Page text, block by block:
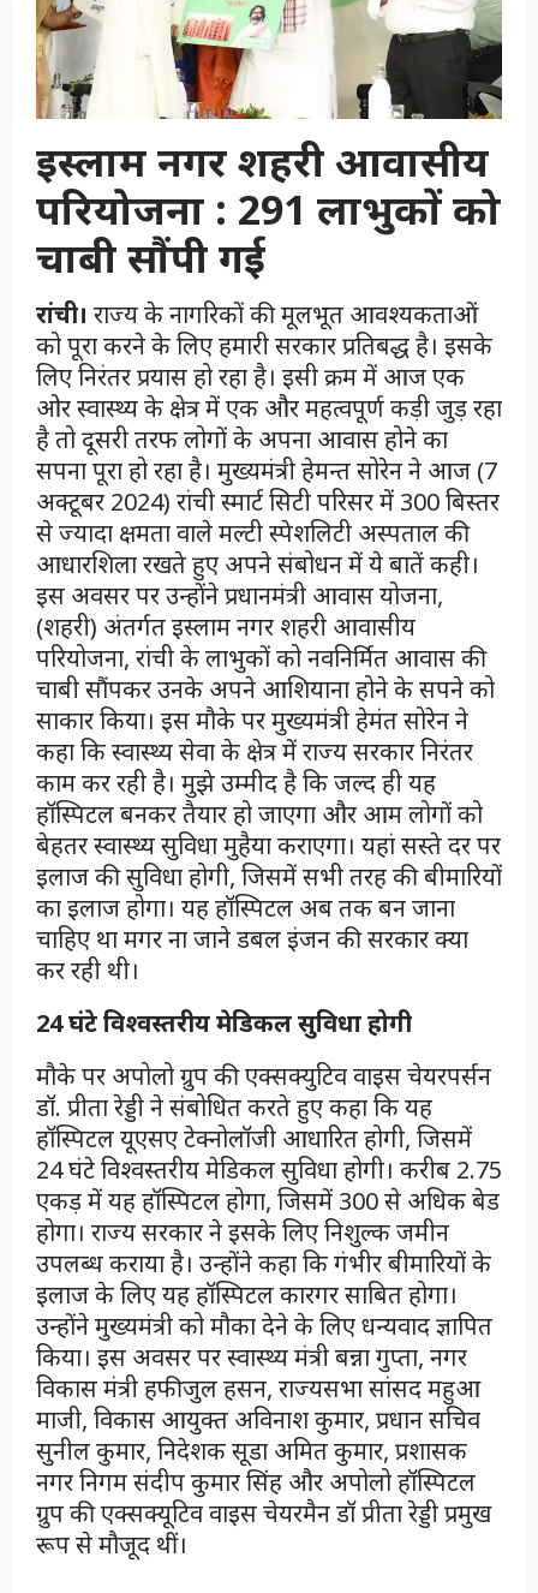
इस्लाम नगर शहरी आवासीय
परियोजना : 291 लाभुकों को
चाबी सौंपी गई
रांची। राज्य के नागरिकों की मूलभूत आवश्यकताओं
को पूरा करने के लिए हमारी सरकार प्रतिबद्ध है। इसके
लिए निरंतर प्रयास हो रहा है। इसी क्रम में आज एक
ओर स्वास्थ्य के क्षेत्र में एक और महत्वपूर्ण कड़ी जुड़ रहा
है तो दूसरी तरफ लोगों के अपना आवास होने का
सपना पूरा हो रहा है। मुख्यमंत्री हेमन्त सोरेन ने आज (7
अक्टूबर 2024) रांची स्मार्ट सिटी परिसर में 300 बिस्तर
से ज्यादा क्षमता वाले मल्टी स्पेशलिटी अस्पताल की
आधारशिला रखते हुए अपने संबोधन में ये बातें कही।
इस अवसर पर उन्होंने प्रधानमंत्री आवास योजना,
(शहरी) अंतर्गत इस्लाम नगर शहरी आवासीय
परियोजना, रांची के लाभुकों को नवनिर्मित आवास की
चाबी सौंपकर उनके अपने आशियाना होने के सपने को
साकार किया। इस मौके पर मुख्यमंत्री हेमंत सोरेन ने
कहा कि स्वास्थ्य सेवा के क्षेत्र में राज्य सरकार निरंतर
काम कर रही है। मुझे उम्मीद है कि जल्द ही यह
हॉस्पिटल बनकर तैयार हो जाएगा और आम लोगों को
बेहतर स्वास्थ्य सुविधा मुहैया कराएगा। यहां सस्ते दर पर
इलाज की सुविधा होगी, जिसमें सभी तरह की बीमारियों
का इलाज होगा। यह हॉस्पिटल अब तक बन जाना
चाहिए था मगर ना जाने डबल इंजन की सरकार क्या
कर रही थी।
24 घंटे विश्वस्तरीय मेडिकल सुविधा होगी
मौके पर अपोलो ग्रुप की एक्सक्युटिव वाइस चेयरपर्सन
डॉ. प्रीता रेड्डी ने संबोधित करते हुए कहा कि यह
हॉस्पिटल यूएसए टेक्नोलॉजी आधारित होगी, जिसमें
24 घंटे विश्वस्तरीय मेडिकल सुविधा होगी। करीब 2.75
एकड़ में यह हॉस्पिटल होगा, जिसमें 300 से अधिक बेड
होगा। राज्य सरकार ने इसके लिए निशुल्क जमीन
उपलब्ध कराया है। उन्होंने कहा कि गंभीर बीमारियों के
इलाज के लिए यह हॉस्पिटल कारगर साबित होगा।
उन्होंने मुख्यमंत्री को मौका देने के लिए धन्यवाद ज्ञापित
किया। इस अवसर पर स्वास्थ्य मंत्री बन्ना गुप्ता, नगर
विकास मंत्री हफीजुल हसन, राज्यसभा सांसद महुआ
माजी, विकास आयुक्त अविनाश कुमार, प्रधान सचिव
सुनील कुमार, निदेशक सूडा अमित कुमार, प्रशासक
नगर निगम संदीप कुमार सिंह और अपोलो हॉस्पिटल
ग्रुप की एक्सक्यूटिव वाइस चेयरमैन डॉ प्रीता रेड्डी प्रमुख
रूप से मौजूद थीं।